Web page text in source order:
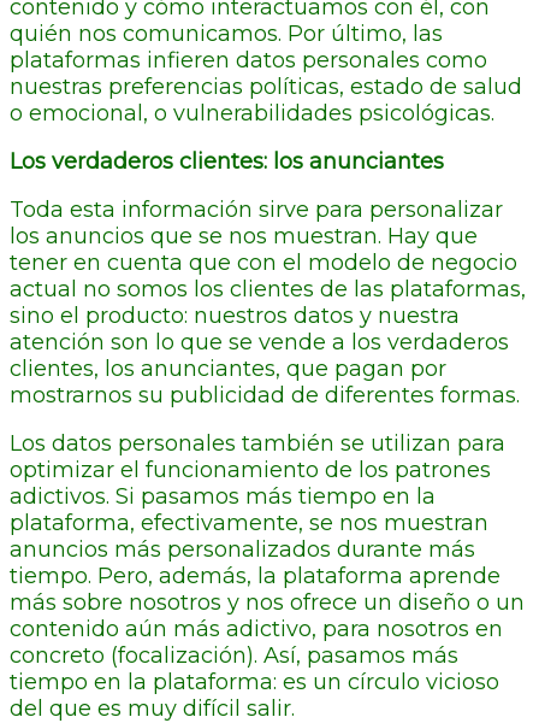
contenido y cómo interactuamos con él, con
quién nos comunicamos. Por último, las
plataformas infieren datos personales como
nuestras preferencias políticas, estado de salud
o emocional, o vulnerabilidades psicológicas.
Los verdaderos clientes: los anunciantes
Toda esta información sirve para personalizar
los anuncios que se nos muestran. Hay que
tener en cuenta que con el modelo de negocio
actual no somos los clientes de las plataformas,
sino el producto: nuestros datos y nuestra
atención son lo que se vende a los verdaderos
clientes, los anunciantes, que pagan por
mostrarnos su publicidad de diferentes formas.
Los datos personales también se utilizan para
optimizar el funcionamiento de los patrones
adictivos. Si pasamos más tiempo en la
plataforma, efectivamente, se nos muestran
anuncios más personalizados durante más
tiempo. Pero, además, la plataforma aprende
más sobre nosotros y nos ofrece un diseño o un
contenido aún más adictivo, para nosotros en
concreto (focalización). Así, pasamos más
tiempo en la plataforma: es un círculo vicioso
del que es muy difícil salir.